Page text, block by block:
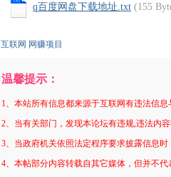
q百度网盘下载地址.txt (155
互联网 网赚项目
温馨提示：
1、本站所有信息都来源于互联网有违法信
2、当有关部门，发现本论坛有违规,违法内
3、当政府机关依照法定程序要求披露信息
4、本帖部分内容转载自其它媒体，但并不